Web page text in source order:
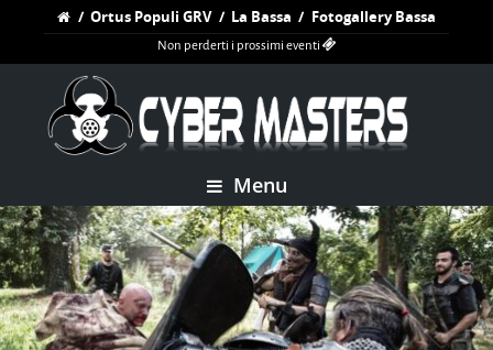
/ Ortus Populi GRV / La Bassa / Fotogallery Bassa
Non perderti i prossimi eventi
Menu